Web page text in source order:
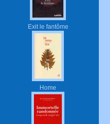
Exit le fantôme
Home